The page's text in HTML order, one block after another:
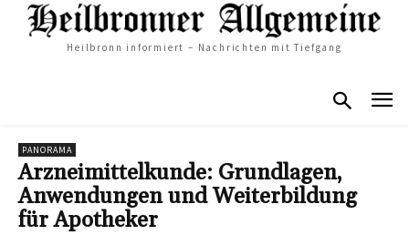
Heilbronn informiert – Nachrichten mit Tiefgang
PANORAMA
Arzneimittelkunde: Grundlagen,
Anwendungen und Weiterbildung
für Apotheker